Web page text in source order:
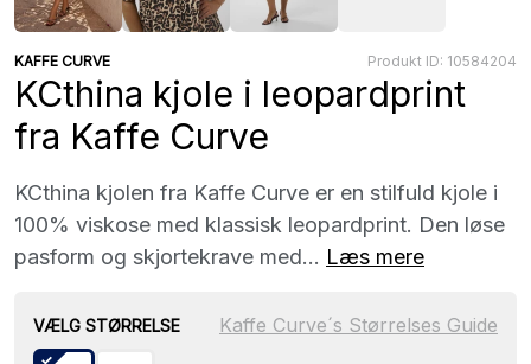
KAFFE CURVE Produkt ID: 10584204
KCthina kjole i leopardprint
fra Kaffe Curve
KCthina kjolen fra Kaffe Curve er en stilfuld kjole i
100% viskose med klassisk leopardprint. Den løse
pasform og skjortekrave med... Læs mere
VÆLG STØRRELSE Kaffe Curve´s Størrelses Guide